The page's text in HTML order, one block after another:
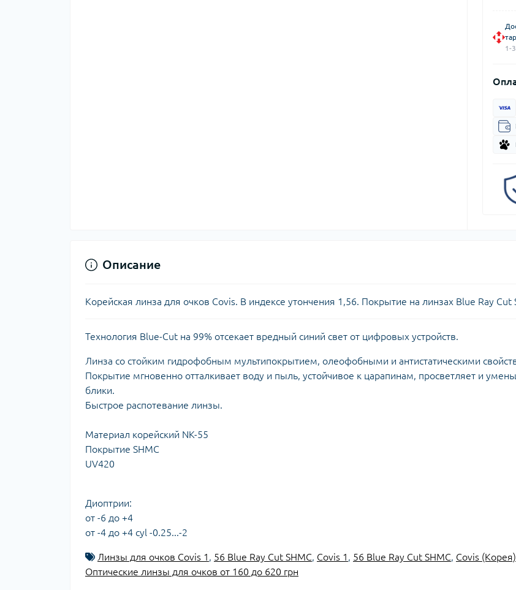
1-
Описание
Корейская линза для очков Covis. В индексе утончения 1,56. Покрытие на линзах Blue Ray Cut
Технология Blue-Cut на 99% отсекает вредный синий свет от цифровых устройств.
Линза со стойким гидрофобным мультипокрытием, олеофобными и антистатическими
Покрытие мгновенно отталкивает воду и пыль, устойчивое к царапинам, просветляет и
блики.
Быстрое распотевание линзы.
Материал корейский NK-55
Покрытие SHMC
UV420
Диоптрии:
от -6 до +4
от -4 до +4 cyl -0.25...-2
Линзы для очков Covis 1 , 56 Blue Ray Cut SHMC, Covis 1 , 56 Blue Ray Cut SHMC, Covis (Корея)
Оптические линзы для очков от 160 до 620 грн